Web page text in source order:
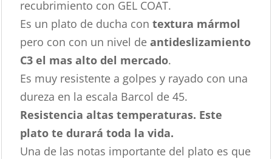
recubrimiento con GEL COAT.
Es un plato de ducha con textura mármol
pero con con un nivel deantideslizamiento
C3 el mas alto del mercado.
Es muy resistente a golpes y rayado con una
dureza en la escala Barcol de 45.
Resistencia altas temperaturas. Este
plato te durará toda la vida.
Una de las notas importante del plato es que